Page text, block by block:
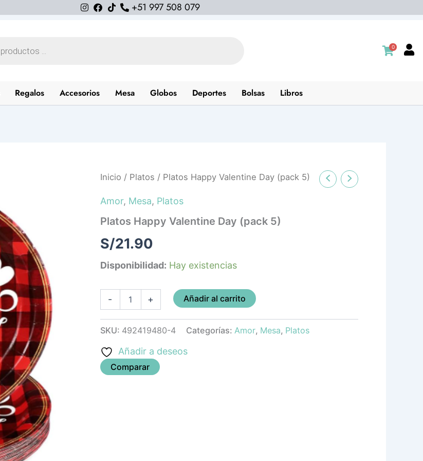
+51 997 508 079
0
Regalos Accesorios Mesa Globos Deportes Bolsas Libros
Inicio / Platos / Platos Happy Valentine Day (pack 5)
Amor, Mesa, Platos
Platos Happy Valentine Day (pack 5)
S/21.90
Disponibilidad: Hay existencias
-
Platos
Day
(pack
5)
cantidad
+ Añadir al carrito
SKU: 492419480-4 Categorías: Amor, Mesa, Platos
Añadir a deseos
Comparar